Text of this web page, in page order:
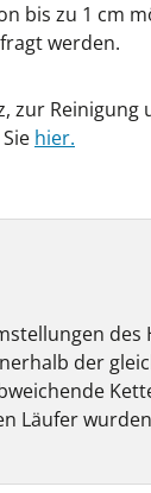
bis zu 1 cm
werden.
zur Reinigung
hier.
des
der
Läufer